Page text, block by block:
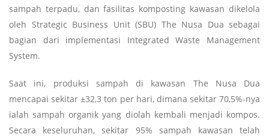
sampah terpadu, dan fasilitas komposting kawasan dikelola
oleh Strategic Business Unit (SBU) The Nusa Dua sebagai
bagian dari implementasi Integrated Waste Management
System.
Saat ini, produksi sampah di kawasan The Nusa Dua
mencapai sekitar ±32,3 ton per hari, dimana sekitar 70,5%-nya
ialah sampah organik yang diolah kembali menjadi kompos.
Secara keseluruhan, sekitar 95% sampah kawasan telah